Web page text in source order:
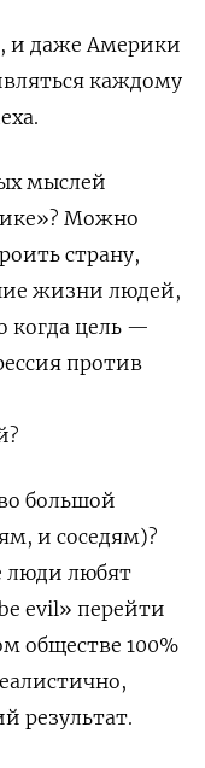
и даже Америки
каждому
мыслей
Можно
страну,
жизни людей,
когда цель —
против
большой
и соседям)?
люди любят
evil» перейти
обществе 100%
результат.